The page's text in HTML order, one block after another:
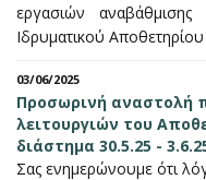
εργασιών
Ιδρυματικού
03/06/2025
Προσωρινή αναστολή
λειτουργιών του
διάστημα 30.5.25 -
Σας ενημερώνουμε ότι